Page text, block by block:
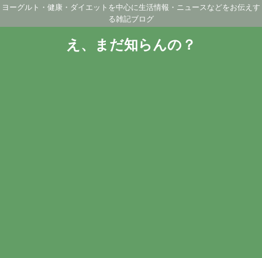
ヨーグルト・健康・ダイエットを中心に生活情報・ニュースなどをお伝えす
る雑記ブログ
え、まだ知らんの？